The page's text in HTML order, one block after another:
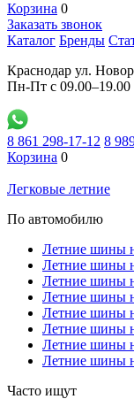
Корзина 0
Заказать звонок
Каталог Бренды
Краснодар ул.
Пн-Пт с 09.00–19.00
8 861 298-17-12 8
Корзина 0
Легковые летние
По автомобилю
Летние шины
Летние шины
Летние шины
Летние шины
Летние шины
Летние шины
Летние шины
Летние шины
Часто ищут